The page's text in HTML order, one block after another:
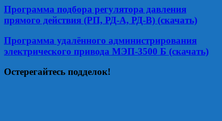
Программа подбора регулятора давления
прямого действия (РП, РД-А, РД-В) (скачать)
Программа удалённого администрирования
электрического привода МЭП-3500 Б (скачать)
Остерегайтесь подделок!